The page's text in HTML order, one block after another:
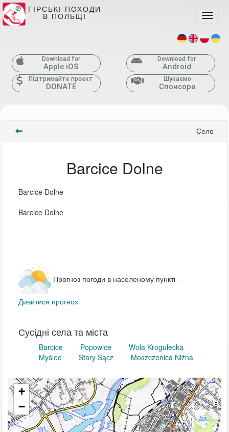
ГІРСЬКІ ПОХОДИ
В ПОЛЬЩІ
Download for
Apple iOS
Download for
Android
Підтримайте проєкт
DONATE
Шукаємо
Спонсора
Село
Barcice Dolne
Barcice Dolne
Barcice Dolne
Прогноз погоди в населеному пункті -
Дивитися прогноз
Сусідні села та міста
Barcice Popowice
Wola Krogulecka
Myślec
Stary Sącz Moszczenica Niżna
+
−